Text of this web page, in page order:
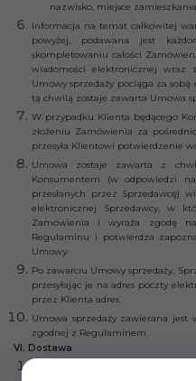
nazwisko, miejsce
Informacja na temat całkowitej
powyżej, podawana jest
skompletowaniu całości
wiadomości elektronicznej wraz
Umowy sprzedaży pociąga za
tą chwilą zostaje zawarta Umowa
W przypadku Klienta będącego
złożeniu Zamówienia za
przesyła Klientowi potwierdzenie
Umowa zostaje zawarta z
Konsumentem (w odpowiedzi
przesłanych przez Sprzedawcę)
elektronicznej Sprzedawcy, w
Zamówienia i wyraża zgodę
Regulaminu i potwierdza
Umowy.
Po zawarciu Umowy sprzedaży,
przesyłając je na adres poczty
przez Klienta adres.
Umowa sprzedaży zawierana
zgodnej z Regulaminem.
VI. Dostawa
Dostawa Towarów jest